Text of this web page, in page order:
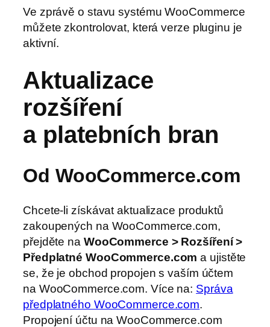
Ve zprávě o stavu systému WooCommerce
můžete zkontrolovat, která verze pluginu je
aktivní.
Aktualizace
rozšíření
a platebních bran
Od WooCommerce.com
Chcete-li získávat aktualizace produktů
zakoupených na WooCommerce.com,
přejděte na WooCommerce > Rozšíření >
Předplatné WooCommerce.com a ujistěte
se, že je obchod propojen s vaším účtem
na WooCommerce.com. Více na: Správa
předplatného WooCommerce.com.
Propojení účtu na WooCommerce.com